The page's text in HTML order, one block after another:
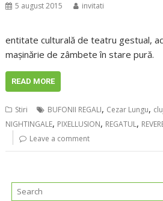
5 august 2015 invitati
entitate culturală de teatru gestual,
mașinărie de zâmbete în stare pură.
READ MORE
Stiri BUFONII REGALI, Cezar Lungu,
NIGHTINGALE, PIXELLUSION, REGATUL,
Leave a comment